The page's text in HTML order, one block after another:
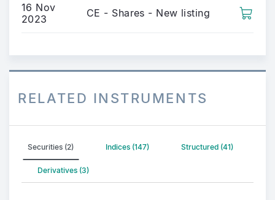
16 Nov
2023
CE - Shares - New listing
RELATED INSTRUMENTS
Securities (2) Indices (147) Structured (41)
Derivatives (3)